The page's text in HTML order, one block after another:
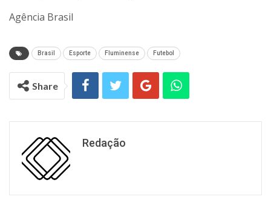
Agência Brasil
Brasil Esporte Fluminense Futebol
Share
Redação